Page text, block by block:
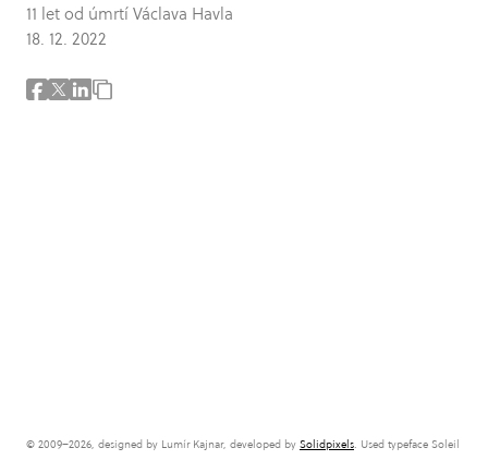
11 let od úmrtí Václava Havla
18. 12. 2022
© 2009–2026, designed by Lumír Kajnar, developed by Solidpixels. Used typeface Soleil